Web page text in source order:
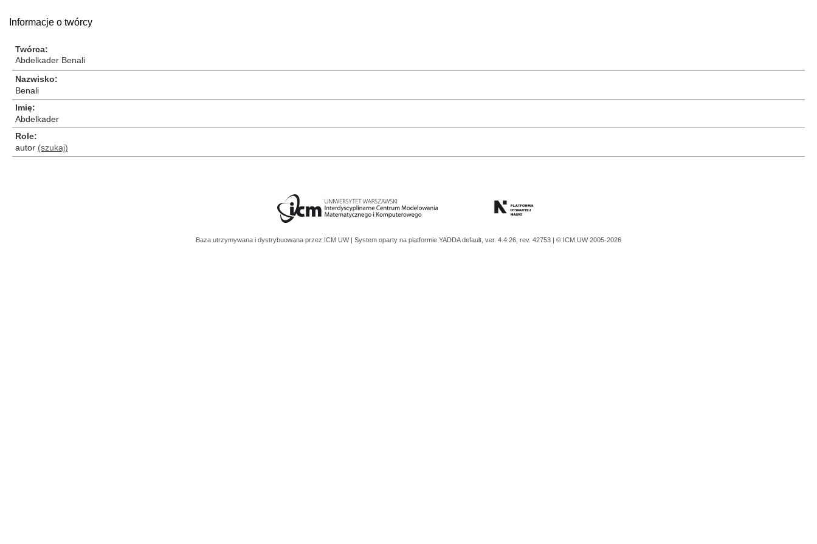
Informacje o twórcy
Twórca
Abdelkader Benali
Nazwisko
Benali
Imię
Abdelkader
Role
autor (szukaj)
Baza utrzymywana i dystrybuowana przez ICM UW | System oparty na platformie YADDAdefault, ver. 4.4.26, rev. 42753 | © ICM UW 2005-2026